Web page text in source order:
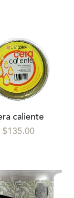
caliente
$135.00